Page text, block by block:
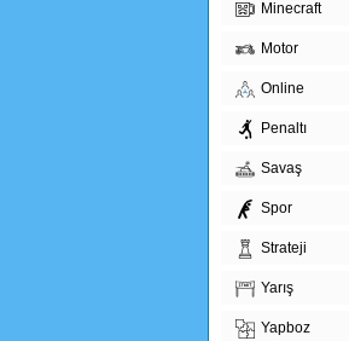
Minecraft
Motor
Online
Penaltı
Savaş
Spor
Strateji
Yarış
Yapboz